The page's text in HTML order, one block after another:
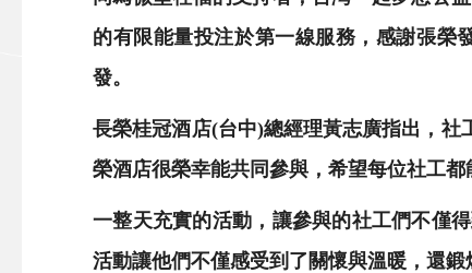
的有限能量投注於第一線服務，感謝張榮
發。
長榮桂冠酒店(台中)總經理黃志廣指出，
榮酒店很榮幸能共同參與，希望每位社工
一整天充實的活動，讓參與的社工們不僅
活動讓他們不僅感受到了關懷與溫暖，還